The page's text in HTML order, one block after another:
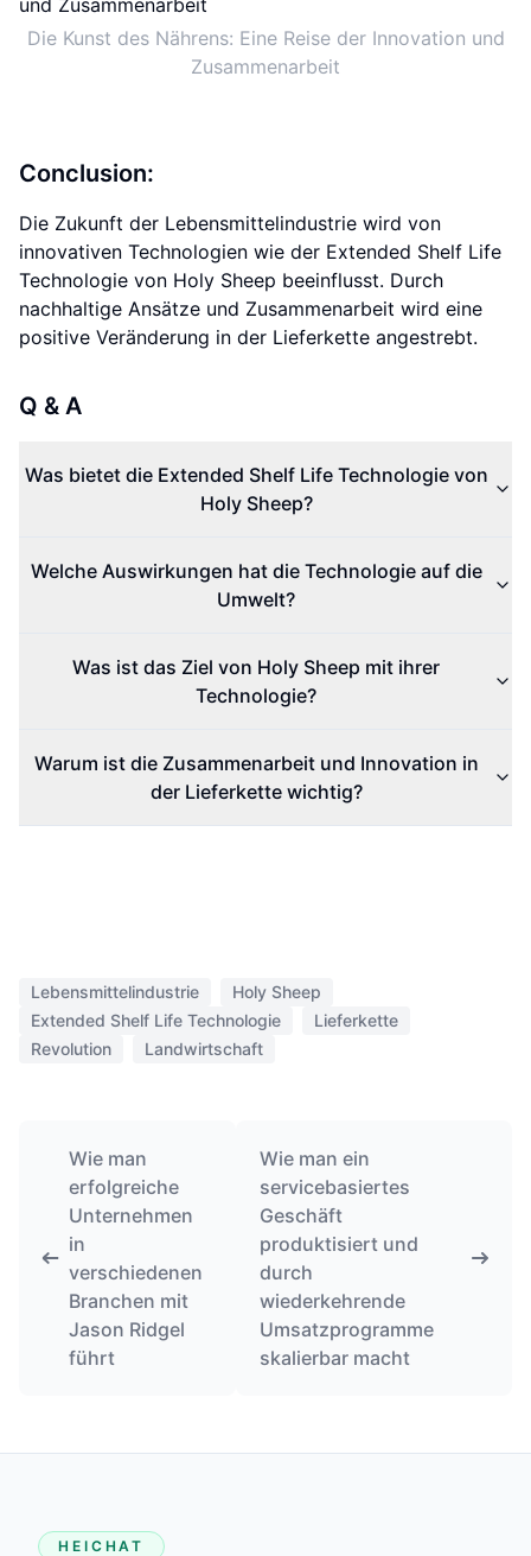
Die Kunst des Nährens: Eine Reise der Innovation und
Zusammenarbeit
Conclusion:
Die Zukunft der Lebensmittelindustrie wird von
innovativen Technologien wie der Extended Shelf Life
Technologie von Holy Sheep beeinflusst. Durch
nachhaltige Ansätze und Zusammenarbeit wird eine
positive Veränderung in der Lieferkette angestrebt.
Q & A
Was bietet die Extended Shelf Life Technologie von
Holy Sheep?
Welche Auswirkungen hat die Technologie auf die
Umwelt?
Was ist das Ziel von Holy Sheep mit ihrer
Technologie?
Warum ist die Zusammenarbeit und Innovation in
der Lieferkette wichtig?
Lebensmittelindustrie
Holy Sheep
Extended Shelf Life Technologie
Lieferkette
Revolution
Landwirtschaft
Wie man
erfolgreiche
Unternehmen
in
verschiedenen
Branchen mit
Jason Ridgel
führt
Wie man ein
servicebasiertes
Geschäft
produktisiert und
durch
wiederkehrende
Umsatzprogramme
skalierbar macht
HEICHAT